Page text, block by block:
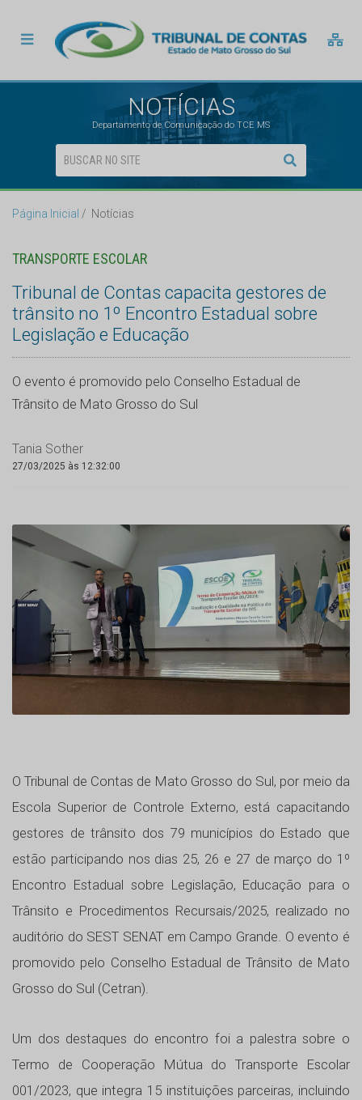
NOTÍCIAS
Departamento de Comunicação do TCE MS
Página Inicial Notícias
TRANSPORTE ESCOLAR
Tribunal de Contas capacita gestores de
trânsito no 1º Encontro Estadual sobre
Legislação e Educação
O evento é promovido pelo Conselho Estadual de
Trânsito de Mato Grosso do Sul
Tania Sother
27/03/2025 às 12:32:00
O Tribunal de Contas de Mato Grosso do Sul, por meio da
Escola Superior de Controle Externo, está capacitando
gestores de trânsito dos 79 municípios do Estado que
estão participando nos dias 25, 26 e 27 de março do 1º
Encontro Estadual sobre Legislação, Educação para o
Trânsito e Procedimentos Recursais/2025, realizado no
auditório do SEST SENAT em Campo Grande. O evento é
promovido pelo Conselho Estadual de Trânsito de Mato
Grosso do Sul (Cetran).
Um dos destaques do encontro foi a palestra sobre o
Termo de Cooperação Mútua do Transporte Escolar
001/2023, que integra 15 instituições parceiras, incluindo